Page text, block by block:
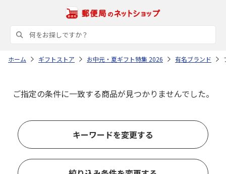
ホーム ギフトストア お中元・夏ギフト特集 2026 有名ブランド
ご指定の条件に一致する商品が見つかりませんでした。
キーワードを変更する